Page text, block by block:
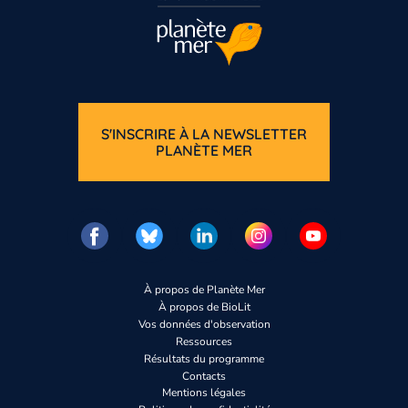
À propos de Planète Mer
À propos de BioLit
Vos données d'observation
Ressources
Résultats du programme
Contacts
Mentions légales
S'INSCRIRE À LA NEWSLETTER
PLANÈTE MER